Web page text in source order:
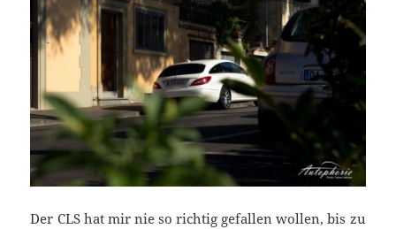
Der CLS hat mir nie so richtig gefallen wollen, bis zu